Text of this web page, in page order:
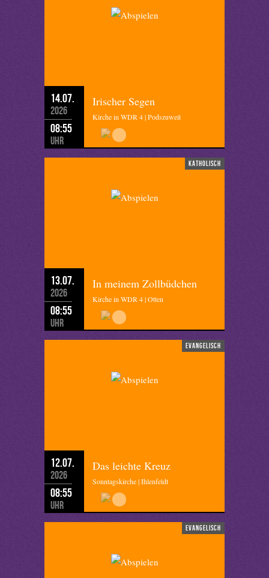
14.07.
2026
08:55
Uhr
Irischer Segen
Kirche in WDR 4 | Podszuweit
katholisch
13.07.
2026
08:55
Uhr
In meinem Zollbüdchen
Kirche in WDR 4 | Otten
evangelisch
12.07.
2026
08:55
Uhr
Das leichte Kreuz
Sonntagskirche | Ihlenfeldt
evangelisch